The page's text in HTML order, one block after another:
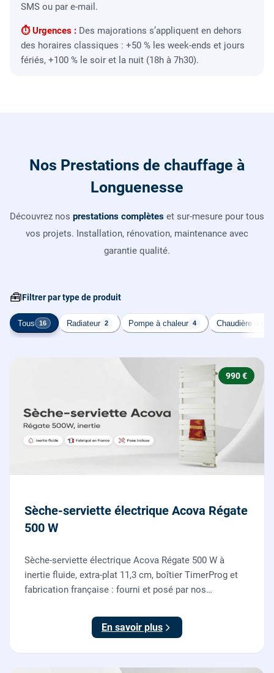
SMS ou par e-mail.
⏱ Urgences : Des majorations s’appliquent en dehors
des horaires classiques : +50 % les week-ends et jours
fériés, +100 % le soir et la nuit (18h à 7h30).
Nos Prestations de chauffage à
Longuenesse
Découvrez nos prestations complètes et sur-mesure pour tous
vos projets. Installation, rénovation, maintenance avec
garantie qualité.
🧰Filtrer par type de produit
Tous 16 Radiateur 2 Pompe à chaleur 4 Chaudière à gaz
990 €
Sèche-serviette électrique Acova Régate
500 W
Sèche-serviette électrique Acova Régate 500 W à
inertie fluide, extra-plat 11,3 cm, boîtier TimerProg et
fabrication française : fourni et posé par nos
En savoir plus